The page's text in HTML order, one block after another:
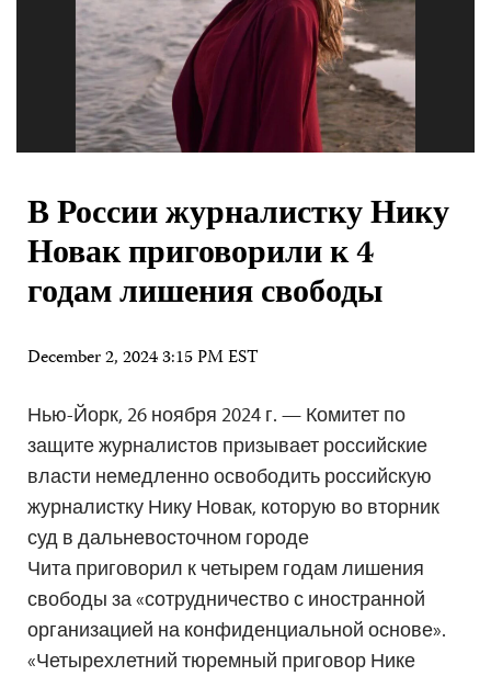
В России журналистку Нику
Новак приговорили к 4
годам лишения свободы
December 2, 2024 3:15 PM EST
Нью-Йорк, 26 ноября 2024 г. — Комитет по
защите журналистов призывает российские
власти немедленно освободить российскую
журналистку Нику Новак, которую во вторник
суд в дальневосточном городе
Чита приговорил к четырем годам лишения
свободы за «сотрудничество с иностранной
организацией на конфиденциальной основе».
«Четырехлетний тюремный приговор Нике